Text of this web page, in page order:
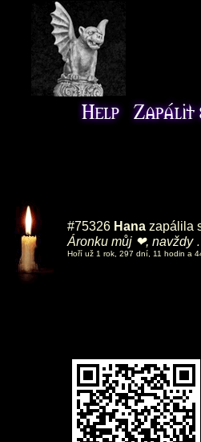
#75326 Hana zapálila
Áronku můj ❤, navždy
Hoří už 1 rok, 297 dní, 11 hodin a